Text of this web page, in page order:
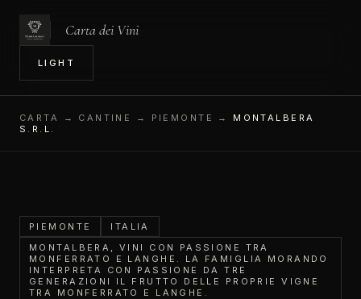
Carta dei Vini
LIGHT
CARTA → CANTINE → PIEMONTE → MONTALBERA
S.R.L.
PIEMONTE
ITALIA
MONTALBERA, VINI CON PASSIONE TRA
MONFERRATO E LANGHE. LA FAMIGLIA MORANDO
INTERPRETA CON PASSIONE DA TRE
GENERAZIONI IL FRUTTO DELLE PROPRIE VIGNE
TRA MONFERRATO E LANGHE.